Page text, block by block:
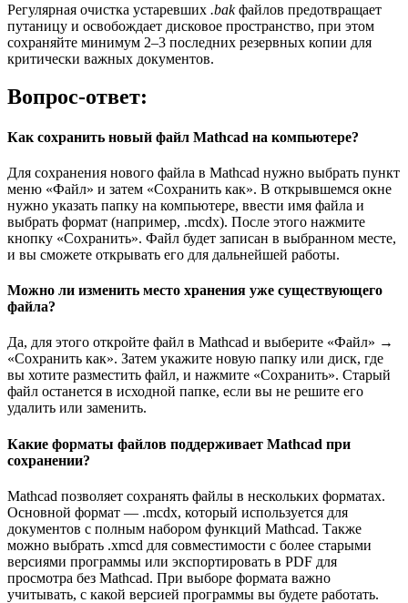
Регулярная очистка устаревших .bakфайлов предотвращает
путаницу и освобождает дисковое пространство, при этом
сохраняйте минимум 2–3 последних резервных копии для
критически важных документов.
Вопрос-ответ:
Как сохранить новый файл Mathcad на компьютере?
Для сохранения нового файла в Mathcad нужно выбрать пункт
меню «Файл» и затем «Сохранить как». В открывшемся окне
нужно указать папку на компьютере, ввести имя файла и
выбрать формат (например, .mcdx). После этого нажмите
кнопку «Сохранить». Файл будет записан в выбранном месте,
и вы сможете открывать его для дальнейшей работы.
Можно ли изменить место хранения уже существующего
файла?
Да, для этого откройте файл в Mathcad и выберите «Файл» →
«Сохранить как». Затем укажите новую папку или диск, где
вы хотите разместить файл, и нажмите «Сохранить». Старый
файл останется в исходной папке, если вы не решите его
удалить или заменить.
Какие форматы файлов поддерживает Mathcad при
сохранении?
Mathcad позволяет сохранять файлы в нескольких форматах.
Основной формат — .mcdx, который используется для
документов с полным набором функций Mathcad. Также
можно выбрать .xmcd для совместимости с более старыми
версиями программы или экспортировать в PDF для
просмотра без Mathcad. При выборе формата важно
учитывать, с какой версией программы вы будете работать.